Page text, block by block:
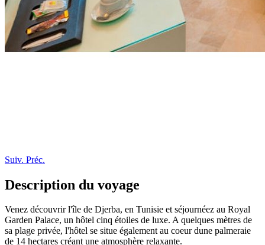
Suiv. Préc.
Description du voyage
Venez découvrir l'île de Djerba, en Tunisie et séjournéez au Royal
Garden Palace, un hôtel cinq étoiles de luxe. A quelques mètres de
sa plage privée, l'hôtel se situe également au coeur dune palmeraie
de 14 hectares créant une atmosphère relaxante.